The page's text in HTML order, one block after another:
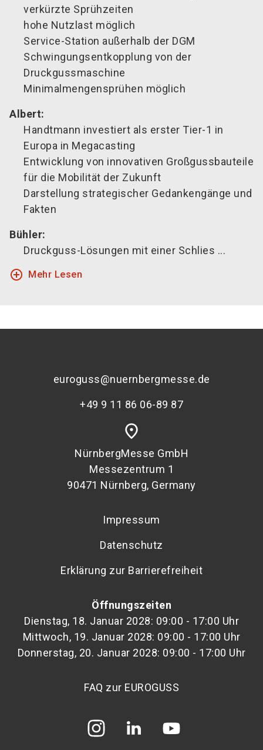
verkürzte Sprühzeiten
hohe Nutzlast möglich
Service-Station außerhalb der DGM
Schwingungsentkopplung von der
Druckgussmaschine
Minimalmengensprühen möglich
Albert:
Handtmann investiert als erster Tier-1 in
Europa in Megacasting
Entwicklung von innovativen Großgussbauteile
für die Mobilität der Zukunft
Darstellung strategischer Gedankengänge und
Fakten
Bühler:
Druckguss-Lösungen mit einer Schlies ...
add_circle_outline Mehr Lesen
euroguss@nuernbergmesse.de
+49 9 11 86 06-89 87
place
NürnbergMesse GmbH
Messezentrum 1
90471 Nürnberg, Germany
Impressum
Datenschutz
Erklärung zur Barrierefreiheit
Öffnungszeiten
Dienstag, 18. Januar 2028: 09:00 - 17:00 Uhr
Mittwoch, 19. Januar 2028: 09:00 - 17:00 Uhr
Donnerstag, 20. Januar 2028: 09:00 - 17:00 Uhr
FAQ zur EUROGUSS